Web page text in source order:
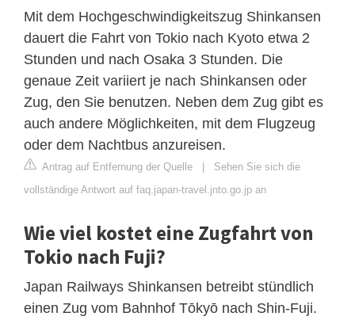
Mit dem Hochgeschwindigkeitszug Shinkansen
dauert die Fahrt von Tokio nach Kyoto etwa 2
Stunden und nach Osaka 3 Stunden. Die
genaue Zeit variiert je nach Shinkansen oder
Zug, den Sie benutzen. Neben dem Zug gibt es
auch andere Möglichkeiten, mit dem Flugzeug
oder dem Nachtbus anzureisen.
Antrag auf Entfernung der Quelle | Sehen Sie sich die
vollständige Antwort auf faq.japan-travel.jnto.go.jp an
Wie viel kostet eine Zugfahrt von
Tokio nach Fuji?
Japan Railways Shinkansen betreibt stündlich
einen Zug vom Bahnhof Tōkyō nach Shin-Fuji.